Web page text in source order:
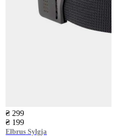
₴ 299
₴ 199
Elbrus Sylgja